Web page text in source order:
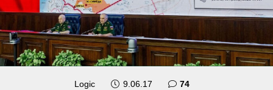
Logic 9.06.17 74komentara